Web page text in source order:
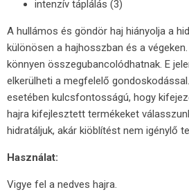
intenzív táplálás (3)
A hullámos és göndör haj hiányolja a
különösen a hajhosszban és a
könnyen összegubancolódhatnak. E
elkerülheti a megfelelő
esetében kulcsfontosságú, hogy
hajra kifejlesztett termékeket
hidratáljuk, akár kiöblítést nem igénylő
Használat:
Vigye fel a nedves hajra.